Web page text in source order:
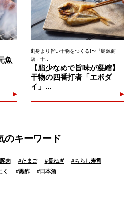
魚
刺身より旨い干物をつくる!〜「島源商
店」干..
【脂少なめで旨味が凝縮】
干物の四番打者「エボダ
イ」...
のキーワード
豚肉 #たまご #長ねぎ #ちらし寿司
く #黒酢 # 日本酒